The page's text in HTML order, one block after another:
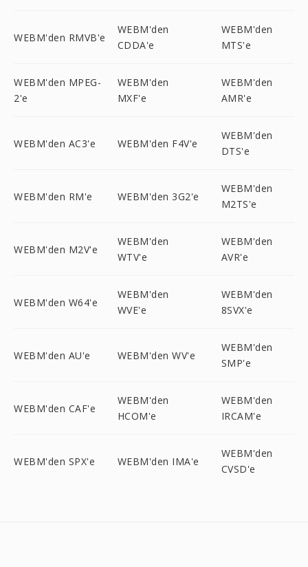
WEBM'den RMVB'e
WEBM'den
CDDA'e
WEBM'den
MTS'e
WEBM'den MPEG-
2'e
WEBM'den
MXF'e
WEBM'den
AMR'e
WEBM'den AC3'e WEBM'den F4V'e
WEBM'den
DTS'e
WEBM'den RM'e WEBM'den 3G2'e
WEBM'den
M2TS'e
WEBM'den M2V'e
WEBM'den
WTV'e
WEBM'den
AVR'e
WEBM'den W64'e
WEBM'den
WVE'e
WEBM'den
8SVX'e
WEBM'den AU'e WEBM'den WV'e
WEBM'den
SMP'e
WEBM'den CAF'e
WEBM'den
HCOM'e
WEBM'den
IRCAM'e
WEBM'den SPX'e WEBM'den IMA'e
WEBM'den
CVSD'e